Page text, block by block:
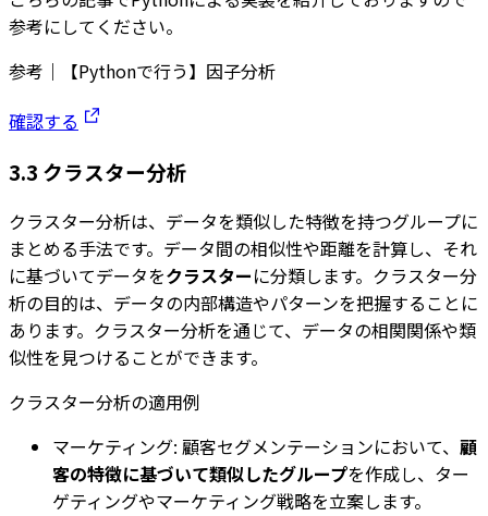
参考にしてください。
参考｜【Pythonで行う】因子分析
確認する
3.3 クラスター分析
クラスター分析は、データを類似した特徴を持つグループに
まとめる手法です。データ間の相似性や距離を計算し、それ
に基づいてデータをクラスターに分類します。クラスター分
析の目的は、データの内部構造やパターンを把握することに
あります。クラスター分析を通じて、データの相関関係や類
似性を見つけることができます。
クラスター分析の適用例
マーケティング: 顧客セグメンテーションにおいて、 顧
客の特徴に基づいて類似したグループを作成し、ター
ゲティングやマーケティング戦略を立案します。